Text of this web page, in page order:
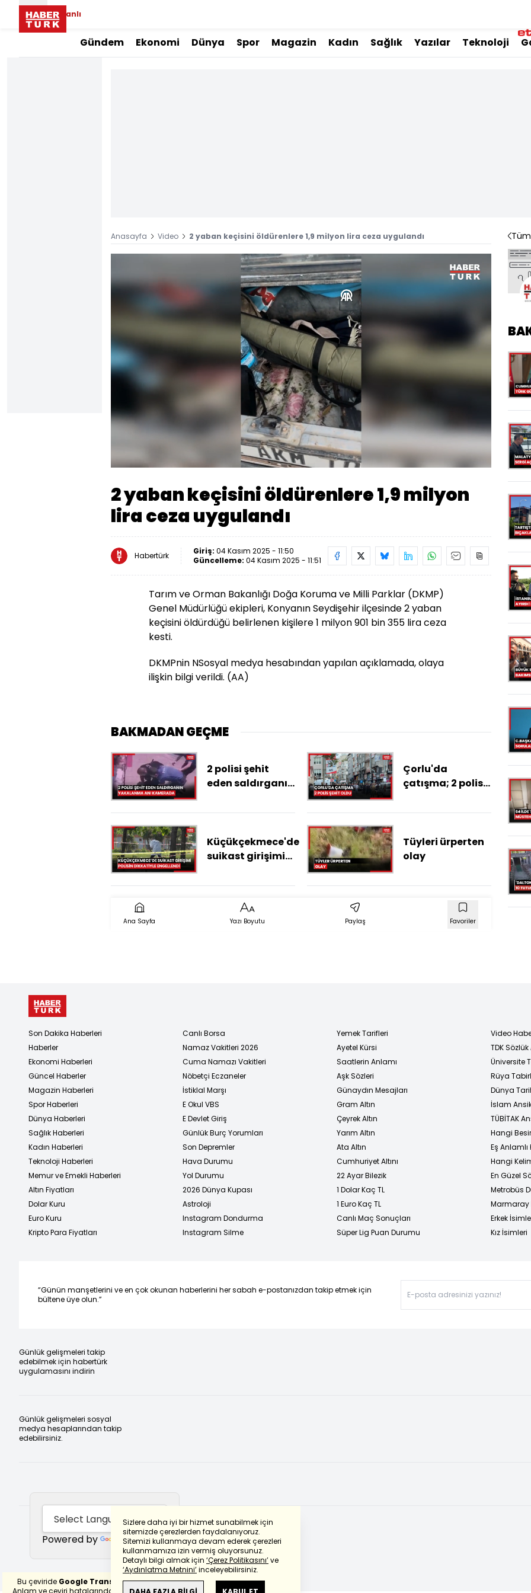
Canlı
Gündem Ekonomi Dünya Spor Magazin Kadın Sağlık Yazılar Teknoloji
Anasayfa Video 2 yaban keçisini öldürenlere 1,9 milyon lira ceza uygulandı
Yüklendi:
100.00%
Oynatma
2 yaban keçisini öldürenlere 1,9 milyon
lira ceza uygulandı
Habertürk Giriş: 04 Kasım 2025 - 11:50
Güncelleme: 04 Kasım 2025 - 11:51
Tarım ve Orman Bakanlığı Doğa Koruma ve Milli Parklar (DKMP)
Genel Müdürlüğü ekipleri, Konyanın Seydişehir ilçesinde 2 yaban
keçisini öldürdüğü belirlenen kişilere 1 milyon 901 bin 355 lira ceza
kesti.
DKMPnin NSosyal medya hesabından yapılan açıklamada, olaya
ilişkin bilgi verildi. (AA)
BAKMADAN GEÇME
2 polisi şehit
eden saldırganın
kamerada
Çorlu'da
çatışma; 2 polis
Küçükçekmece'de
suikast girişimi
engellendi
Tüyleri ürperten
olay
Ana Sayfa Yazı Boyutu Paylaş Favoriler
Sizlere daha iyi bir hizmet sunabilmek için
sitemizde çerezlerden faydalanıyoruz.
Sitemizi kullanmaya devam ederek çerezleri
kullanmamıza izin vermiş oluyorsunuz.
Detaylı bilgi almak için ‘Çerez Politikasını’ve
‘Aydınlatma Metnini’inceleyebilirsiniz.
Son Dakika Haberleri
Haberler
Ekonomi Haberleri
Güncel Haberler
Magazin Haberleri
Spor Haberleri
Dünya Haberleri
Sağlık Haberleri
Kadın Haberleri
Teknoloji Haberleri
Memur ve Emekli Haberleri
Altın Fiyatları
Dolar Kuru
Euro Kuru
Kripto Para Fiyatları
Canlı Borsa
Namaz Vakitleri 2026
Cuma Namazı Vakitleri
Nöbetçi Eczaneler
İstiklal Marşı
E Okul VBS
E Devlet Giriş
Günlük Burç Yorumları
Son Depremler
Hava Durumu
Yol Durumu
2026 Dünya Kupası
Astroloji
Instagram Dondurma
Instagram Silme
Yemek Tarifleri
Ayetel Kürsi
Saatlerin Anlamı
Aşk Sözleri
Günaydın Mesajları
Gram Altın
Çeyrek Altın
Yarım Altın
Ata Altın
Cumhuriyet Altını
22 Ayar Bilezik
1 Dolar Kaç TL
1 Euro Kaç TL
Canlı Maç Sonuçları
Süper Lig Puan Durumu
Video
TDK
Üniversite
Rüya
Dünya
İslam
TÜBİTAK
Hangi
Eş
Hangi
En Güzel
Metrobüs
Marmaray
Erkek
Kız İsimleri
“Günün manşetlerini ve en çok okunan haberlerini her sabah e-postanızdan takip etmek için
bültene üye olun.”
Günlük gelişmeleri takip
edebilmek için habertürk
uygulamasını indirin
Günlük gelişmeleri sosyal
medya hesaplarından takip
edebilirsiniz.
Powered by Translate
Bu çeviride Google Transletekullanılmıştır.
Anlam ve çeviri hatalarından
haberturk.com